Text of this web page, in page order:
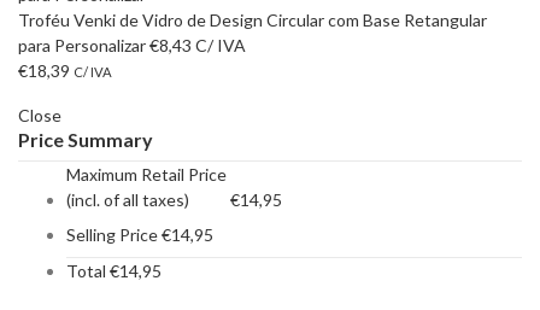
Troféu Venki de Vidro de Design Circular com Base Retangular
para Personalizar€8,43 C/ IVA
€18,39 C/ IVA
Close
Price Summary
Maximum Retail Price
(incl. of all taxes)
€14,95
Selling Price€14,95
Total €14,95